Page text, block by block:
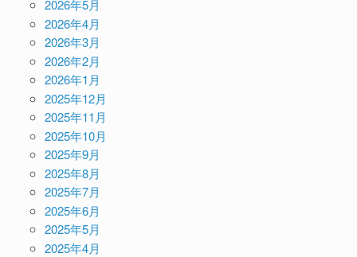
2026年5月
2026年4月
2026年3月
2026年2月
2026年1月
2025年12月
2025年11月
2025年10月
2025年9月
2025年8月
2025年7月
2025年6月
2025年5月
2025年4月